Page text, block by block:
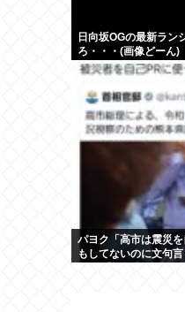
日向坂OGの最新ラン
ろ・・・(画像どーん)
パヨク「高市は震災
もしてないのに文句